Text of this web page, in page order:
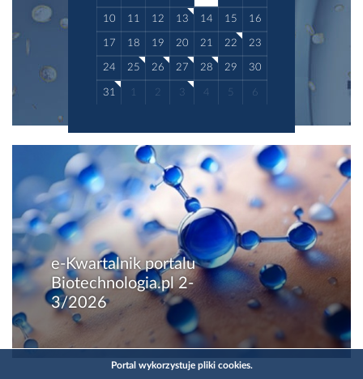
10 11 12 13 14 15 16
17 18 19 20 21 22 23
24 25 26 27 28 29 30
31 1 2 3 4 5 6
e-Kwartalnik portalu
Biotechnologia.pl 2-
3/2026
Portal wykorzystuje pliki cookies.